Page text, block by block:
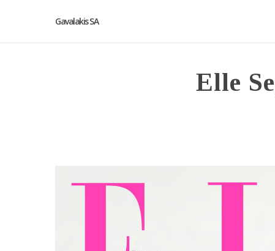
Gavalakis SA
Elle